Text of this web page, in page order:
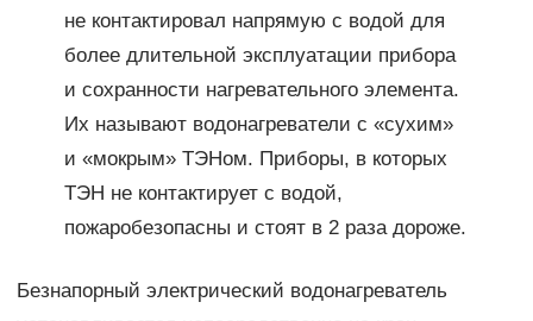
не контактировал напрямую с водой для
более длительной эксплуатации прибора
и сохранности нагревательного элемента.
Их называют водонагреватели с «сухим»
и «мокрым» ТЭНом. Приборы, в которых
ТЭН не контактирует с водой,
пожаробезопасны и стоят в 2 раза дороже.
Безнапорный электрический водонагреватель